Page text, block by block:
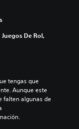
De Rol,
tengas que
Aunque este
falten algunas de